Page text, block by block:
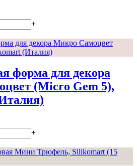
+
форма для декора
(Micro Gem 5),
+